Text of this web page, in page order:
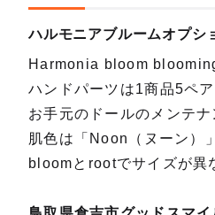
ハルモニアブルームオプシ
Harmonia bloom
ハンドパーツは1商品5ペ
お手元のドールのメンテ
肌色は「Noon（ヌーン）
bloomとrootでサイズが異